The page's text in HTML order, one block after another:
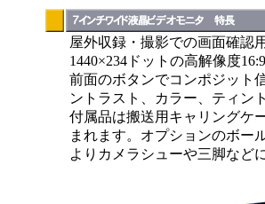
屋外収録・撮影での画面確認
1440×234ドットの高解像度
前面のボタンでコンポジット
ントラスト、カラー、ティン
付属品は搬送用キャリングケ
まれます。オプションのボー
よりカメラシューや三脚など